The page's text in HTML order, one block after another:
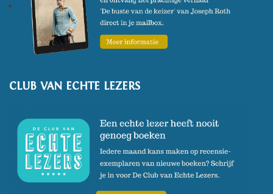
CLUB VAN ECHTE LEZERS